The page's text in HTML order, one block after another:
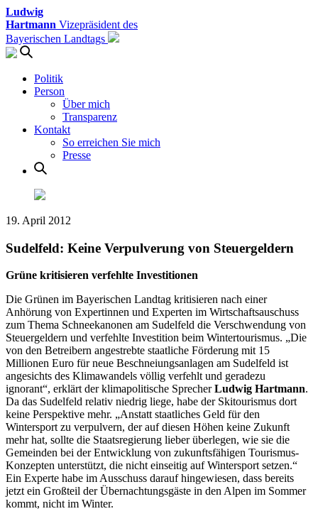
Ludwig
Hartmann Vizepräsident des
Bayerischen Landtags
Politik
Person
Über mich
Transparenz
Kontakt
So erreichen Sie mich
Presse
19. April 2012
Sudelfeld: Keine Verpulverung von Steuergeldern
Grüne kritisieren verfehlte Investitionen
Die Grünen im Bayerischen Landtag kritisieren nach einer
Anhörung von Expertinnen und Experten im Wirtschaftsauschuss
zum Thema Schneekanonen am Sudelfeld die Verschwendung von
Steuergeldern und verfehlte Investition beim Wintertourismus. „Die
von den Betreibern angestrebte staatliche Förderung mit 15
Millionen Euro für neue Beschneiungsanlagen am Sudelfeld ist
angesichts des Klimawandels völlig verfehlt und geradezu
ignorant“, erklärt der klimapolitische SprecherLudwig Hartmann.
Da das Sudelfeld relativ niedrig liege, habe der Skitourismus dort
keine Perspektive mehr. „Anstatt staatliches Geld für den
Wintersport zu verpulvern, der auf diesen Höhen keine Zukunft
mehr hat, sollte die Staatsregierung lieber überlegen, wie sie die
Gemeinden bei der Entwicklung von zukunftsfähigen Tourismus-
Konzepten unterstützt, die nicht einseitig auf Wintersport setzen.“
Ein Experte habe im Ausschuss darauf hingewiesen, dass bereits
jetzt ein Großteil der Übernachtungsgäste in den Alpen im Sommer
kommt, nicht im Winter.